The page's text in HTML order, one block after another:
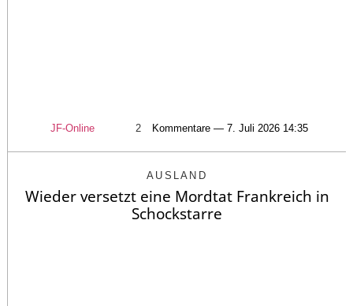
JF-Online 2 Kommentare — 7. Juli 2026 14:35
AUSLAND
Wieder versetzt eine Mordtat Frankreich in
Schockstarre